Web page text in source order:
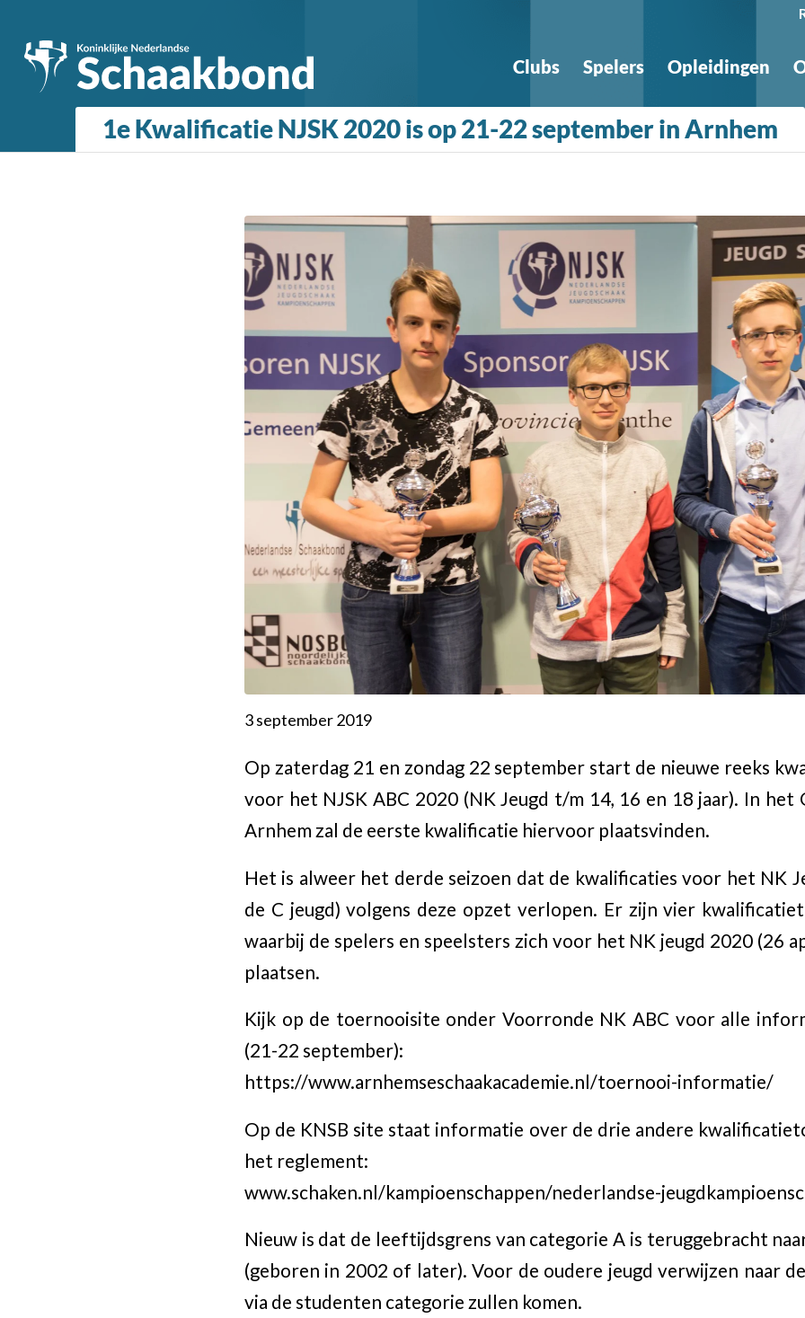
Clubs Spelers Opleidingen
1e Kwalificatie NJSK 2020 is op 21-22 september in Arnhem
3 september 2019
Op zaterdag 21 en zondag 22 september start de nieuwe reeks
voor het NJSK ABC 2020 (NK Jeugd t/m 14, 16 en 18 jaar). In het
Arnhem zal de eerste kwalificatie hiervoor plaatsvinden.
Het is alweer het derde seizoen dat de kwalificaties voor het NK
de C jeugd) volgens deze opzet verlopen. Er zijn vier
waarbij de spelers en speelsters zich voor het NK jeugd 2020 (26
plaatsen.
Kijk op de toernooisite onder Voorronde NK ABC voor alle
(21-22 september):
https://www.arnhemseschaakacademie.nl/toernooi-informatie/
Op de KNSB site staat informatie over de drie andere
het reglement:
www.schaken.nl/kampioenschappen/nederlandse-
Nieuw is dat de leeftijdsgrens van categorie A is teruggebracht
(geboren in 2002 of later). Voor de oudere jeugd verwijzen naar
via de studenten categorie zullen komen.